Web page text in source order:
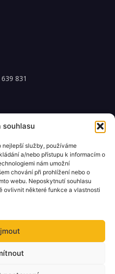
souhlasu
služby, používáme
a/nebo přístupu k informacím o
nám umožní
chování při prohlížení nebo o
webu. Neposkytnutí souhlasu
ovlivnit některé funkce a vlastnosti
831
se vám co nejdřive ozveme.